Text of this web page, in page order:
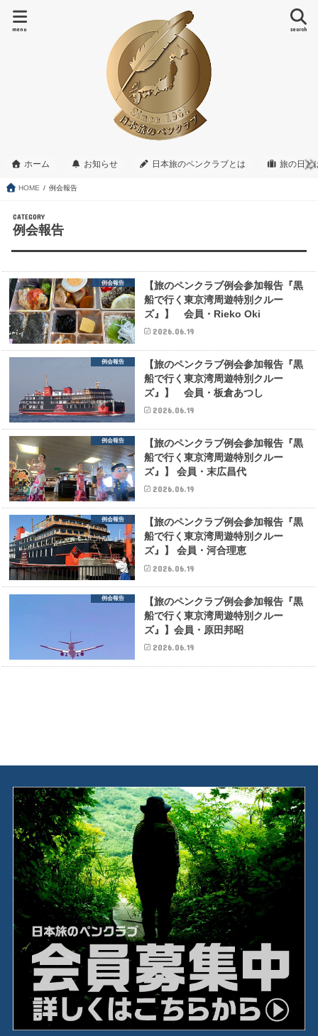
search
menu
ホーム お知らせ 日本旅のペンクラブとは 旅の日と
HOME 例会報告
CATEGORY
例会報告
例会報告
【旅のペンクラブ例会参加報告『黒
船で行く東京湾周遊特別クルー
ズ』】 会員・Rieko Oki
2026.06.19
例会報告
【旅のペンクラブ例会参加報告『黒
船で行く東京湾周遊特別クルー
ズ』】 会員・板倉あつし
2026.06.19
例会報告
【旅のペンクラブ例会参加報告『黒
船で行く東京湾周遊特別クルー
ズ』】 会員・末広昌代
2026.06.19
例会報告
【旅のペンクラブ例会参加報告『黒
船で行く東京湾周遊特別クルー
ズ』】 会員・河合理恵
2026.06.19
例会報告
【旅のペンクラブ例会参加報告『黒
船で行く東京湾周遊特別クルー
ズ』】会員・原田邦昭
2026.06.19